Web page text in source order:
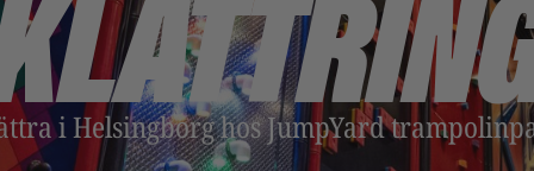
i Helsingborg hos JumpYard